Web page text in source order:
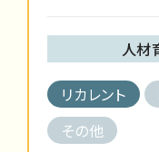
人材
リカレント
その他